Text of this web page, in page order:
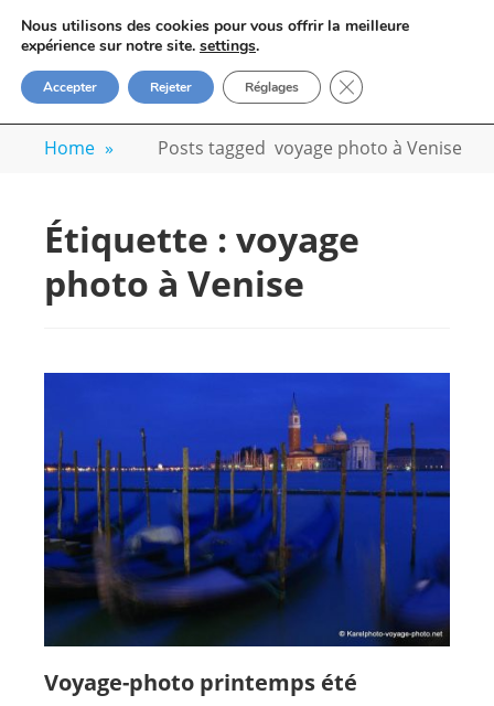
content
VOYAGE-PHOTO
Apprenez la photo avec un photographe
professionnel
Home » Posts tagged voyage photo à Venise
Étiquette : voyage
photo à Venise
Voyage-photo printemps été
Nous utilisons des cookies pour vous offrir la meilleure
expérience sur notre site. settings.
Accepter Rejeter Réglages FERMER LA